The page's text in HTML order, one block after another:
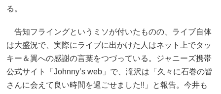
る。
告知フライングというミソが付いたものの、ライブ自体
は大盛況で、実際にライブに出かけた人はネット上でタッ
キー＆翼への感謝の言葉をつづっている。ジャニーズ携帯
公式サイト「Johnny’s web」で、滝沢は「久々に石巻の皆
さんに会えて良い時間を過ごせました!!」と報告。今井も